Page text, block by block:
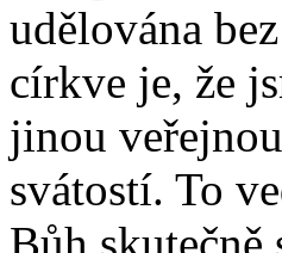
udělována
církve je, že
jinou
svátostí. To
Bůh